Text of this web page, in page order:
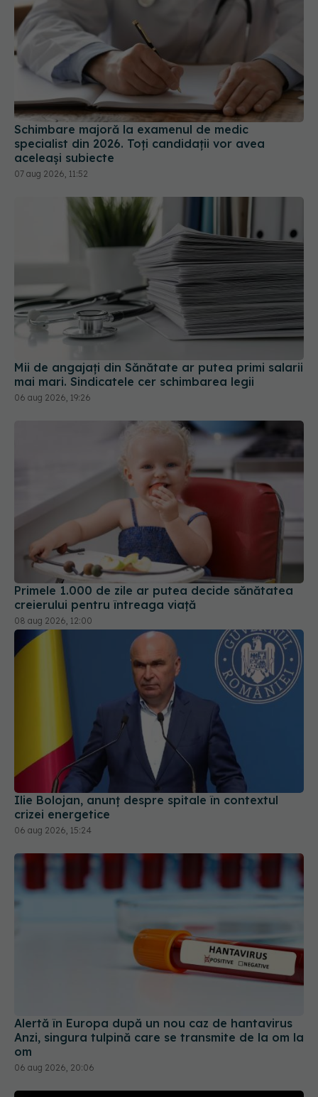
Schimbare majoră la examenul de medic
specialist din 2026. Toți candidații vor avea
aceleași subiecte
07 aug 2026, 11:52
Mii de angajați din Sănătate ar putea primi salarii
mai mari. Sindicatele cer schimbarea legii
Primele 1.000 de zile ar putea decide sănătatea
creierului pentru întreaga viață
08 aug 2026, 12:00
Ilie Bolojan, anunț despre spitale în contextul
crizei energetice
06 aug 2026, 15:24
Alertă în Europa după un nou caz de hantavirus
Anzi, singura tulpină care se transmite de la om la
06 aug 2026, 20:06